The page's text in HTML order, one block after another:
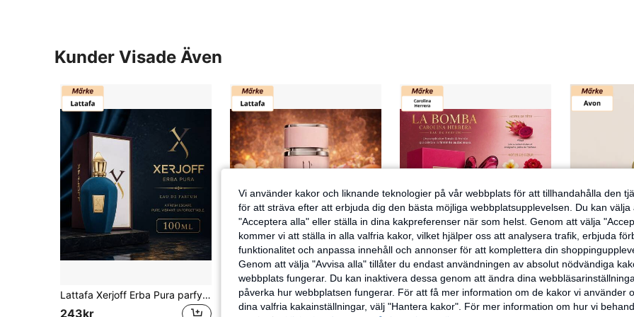
Kunder Visade Även
Lattafa Xerjoff Erba Pura parfym 100 ml, långvarig fruktig citrusmusk, lyxig unisex Eau de Parfum
243kr
Fragrance Isle
EU Warehouse YARA Women's Eau de Parfum 100ML - Lattafa (3 format tillgängliga)
Fragrance Isle
EU Warehouse Carolina Herrera La Bomba 80ml EDP Dam Blommigt Fruktigt Exotiskt Sensuellt Långvarig EU Warehouse
Vi använder kakor och liknande teknologier på vår webbplats för att tillhandahålla den
för att sträva efter att erbjuda dig den bästa möjliga webbplatsupplevelsen. Du kan välja
"Acceptera alla" eller ställa in dina kakpreferenser när som helst. Genom att välja
kommer vi att ställa in alla valfria kakor, vilket hjälper oss att analysera trafik, erbjuda
funktionalitet och anpassa innehåll och annonser för att komplettera din
Genom att välja "Avvisa alla" tillåter du endast användningen av absolut nödvändiga
webbplats fungerar. Du kan inaktivera dessa genom att ändra dina
påverka hur webbplatsen fungerar. För att få mer information om de kakor vi använder
dina valfria kakainställningar, välj "Hantera kakor". För mer information om hur vi